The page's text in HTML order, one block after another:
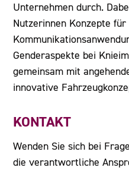
Unternehmen durch.
Nutzerinnen Konzepte
Genderaspekte bei
gemeinsam mit
innovative
KONTAKT
Wenden Sie sich bei
die verantwortliche